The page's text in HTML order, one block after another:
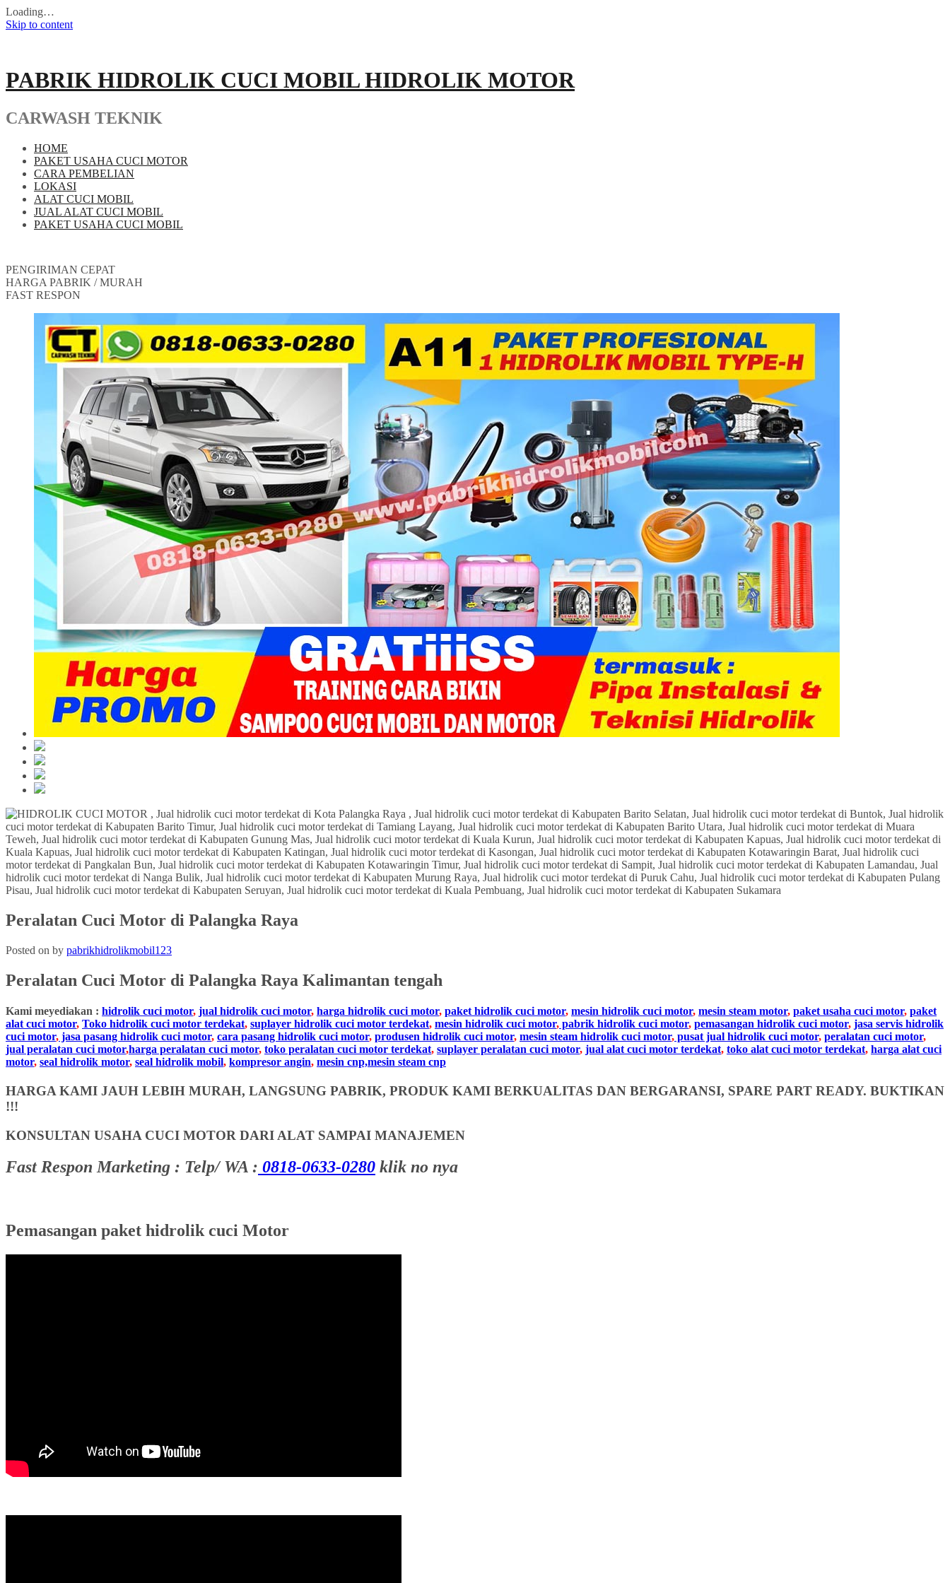
Loading…
Skip to content
PABRIK HIDROLIK CUCI MOBIL HIDROLIK MOTOR
CARWASH TEKNIK
HOME
PAKET USAHA CUCI MOTOR
CARA PEMBELIAN
LOKASI
ALAT CUCI MOBIL
JUAL ALAT CUCI MOBIL
PAKET USAHA CUCI MOBIL
PENGIRIMAN CEPAT
HARGA PABRIK / MURAH
FAST RESPON
Peralatan Cuci Motor di Palangka Raya
Posted on by pabrikhidrolikmobil123
Peralatan Cuci Motor di Palangka Raya Kalimantan tengah
Kami meyediakan : hidrolik cuci motor, jual hidrolik cuci motor, harga hidrolik cuci motor, paket hidrolik cuci motor, mesin hidrolik cuci motor, mesin steam motor, paket usaha cuci motor, paket
alat cuci motor, Toko hidrolik cuci motor terdekat, suplayer hidrolik cuci motor terdekat, mesin hidrolik cuci motor, pabrik hidrolik cuci motor, pemasangan hidrolik cuci motor, jasa servis hidrolik
cuci motor, jasa pasang hidrolik cuci motor, cara pasang hidrolik cuci motor, produsen hidrolik cuci motor, mesin steam hidrolik cuci motor, pusat jual hidrolik cuci motor, peralatan cuci motor,
jual peralatan cuci motor,harga peralatan cuci motor, toko peralatan cuci motor terdekat, suplayer peralatan cuci motor, jual alat cuci motor terdekat, toko alat cuci motor terdekat, harga alat cuci
motor, seal hidrolik motor, seal hidrolik mobil, kompresor angin, mesin cnp,mesin steam cnp
HARGA KAMI JAUH LEBIH MURAH, LANGSUNG PABRIK, PRODUK KAMI BERKUALITAS DAN BERGARANSI, SPARE PART READY. BUKTIKAN
!!!
KONSULTAN USAHA CUCI MOTOR DARI ALAT SAMPAI MANAJEMEN
Fast Respon Marketing : Telp/ WA : 0818-0633-0280 klik no nya
Pemasangan paket hidrolik cuci Motor